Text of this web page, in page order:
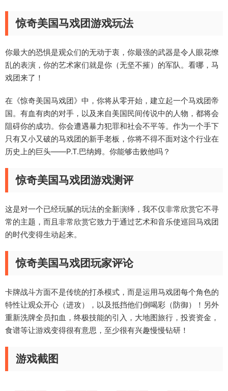
惊奇美国马戏团游戏玩法
你最大的恐惧是观众们的无动于衷，你最强的武器是令人眼花缭
乱的表演，你的艺术家们就是你（无坚不摧）的军队。看哪，马
戏团来了！
在《惊奇美国马戏团》中，你将从零开始，建立起一个马戏团帝
国。有血有肉的对手，以及来自美国民间传说中的人物，都将会
阻碍你的成功。你会遭遇暴力犯罪和社会不平等。作为一个手下
只有又小又破的马戏团的新手老板，你将不得不面对这个行业在
历史上的巨头——P.T.巴纳姆。你能够击败他吗？
惊奇美国马戏团游戏测评
这是对一个已经玩腻的玩法的全新演绎，我不仅非常欣赏它不寻
常的主题，而且非常欣赏它致力于通过艺术和音乐使巡回马戏团
的时代变得生动起来。
惊奇美国马戏团玩家评论
卡牌战斗方面不是传统的打杀模式，而是运用马戏团每个角色的
特性让观众开心（进攻），以及抵挡他们倒喝彩（防御）！另外
重新洗牌全员扣血，终极技能的引入，大地图旅行，投资资金，
食谱等让游戏变得很有意思，至少很有兴趣慢慢钻研！
游戏截图